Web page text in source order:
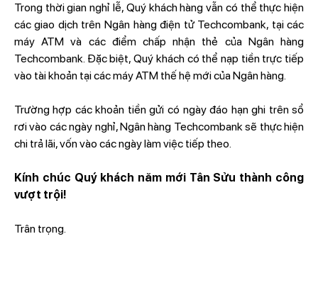
Trong thời gian nghỉ lễ, Quý khách hàng vẫn có thể thực hiện
các giao dịch trên Ngân hàng điện tử Techcombank, tại các
máy ATM và các điểm chấp nhận thẻ của Ngân hàng
Techcombank. Đặc biệt, Quý khách có thể nạp tiền trực tiếp
vào tài khoản tại các máy ATM thế hệ mới của Ngân hàng.
Trường hợp các khoản tiền gửi có ngày đáo hạn ghi trên sổ
rơi vào các ngày nghỉ, Ngân hàng Techcombank sẽ thực hiện
chi trả lãi, vốn vào các ngày làm việc tiếp theo.
Kính chúc Quý khách năm mới Tân Sửu thành công
vượt trội!
Trân trọng.